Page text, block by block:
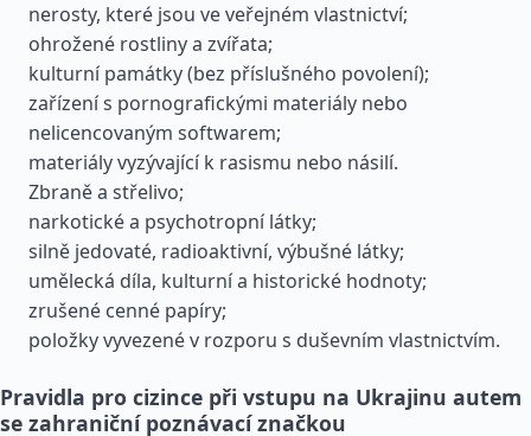
nerosty, které jsou ve veřejném vlastnictví;
ohrožené rostliny a zvířata;
kulturní památky (bez příslušného povolení);
zařízení s pornografickými materiály nebo
nelicencovaným softwarem;
materiály vyzývající k rasismu nebo násilí.
Zbraně a střelivo;
narkotické a psychotropní látky;
silně jedovaté, radioaktivní, výbušné látky;
umělecká díla, kulturní a historické hodnoty;
zrušené cenné papíry;
položky vyvezené v rozporu s duševním vlastnictvím.
Pravidla pro cizince při vstupu na Ukrajinu autem
se zahraniční poznávací značkou